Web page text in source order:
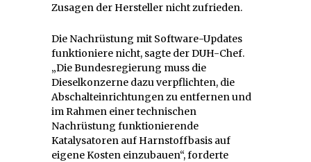
Zusagen der Hersteller nicht zufrieden.
Die Nachrüstung mit Software-Updates
funktioniere nicht, sagte der DUH-Chef.
„Die Bundesregierung muss die
Dieselkonzerne dazu verpflichten, die
Abschalteinrichtungen zu entfernen und
im Rahmen einer technischen
Nachrüstung funktionierende
Katalysatoren auf Harnstoffbasis auf
eigene Kosten einzubauen“, forderte